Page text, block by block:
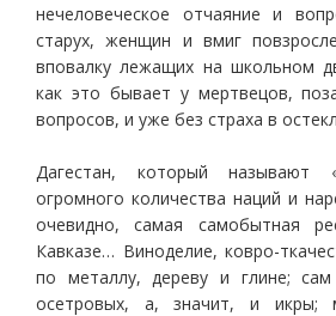
нечеловеческое отчаяние и
старух, женщин и вмиг
вповалку лежащих на школьном
как это бывает у мертвецов,
вопросов, и уже без страха в
Дагестан, который называют
огромного количества наций и
очевидно, самая самобытная
Кавказе… Виноделие, ковро-
по металлу, дереву и глине;
осетровых, а, значит, и икры;